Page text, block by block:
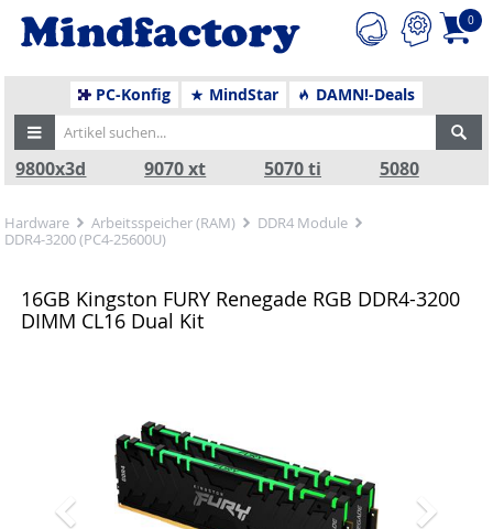
0
PC-Konfig MindStar DAMN!-Deals
9800x3d 9070 xt 5070 ti 5080
Hardware Arbeitsspeicher (RAM)
DDR4 Module
DDR4-3200 (PC4-25600U)
16GB Kingston FURY Renegade RGB DDR4-3200
DIMM CL16 Dual Kit